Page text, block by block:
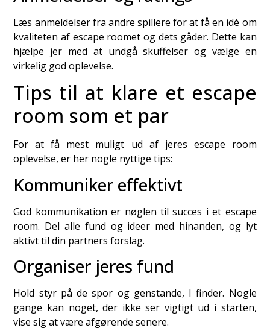
Læs anmeldelser fra andre spillere for at få en idé om
kvaliteten af escape roomet og dets gåder. Dette kan
hjælpe jer med at undgå skuffelser og vælge en
virkelig god oplevelse.
Tips til at klare et escape
room som et par
For at få mest muligt ud af jeres escape room
oplevelse, er her nogle nyttige tips:
Kommuniker effektivt
God kommunikation er nøglen til succes i et escape
room. Del alle fund og ideer med hinanden, og lyt
aktivt til din partners forslag.
Organiser jeres fund
Hold styr på de spor og genstande, I finder. Nogle
gange kan noget, der ikke ser vigtigt ud i starten,
vise sig at være afgørende senere.